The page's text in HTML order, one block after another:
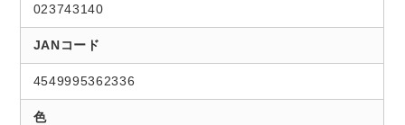
023743140
JANコード
4549995362336
色